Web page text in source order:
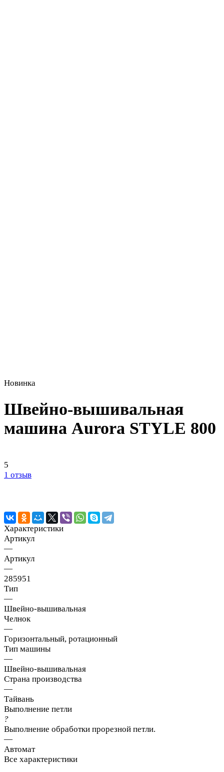
Новинка
Швейно-вышивальная
машина Aurora STYLE 800
5
1 отзыв
Характеристики
Артикул
—
Артикул
—
285951
Тип
—
Швейно-вышивальная
Челнок
—
Горизонтальный, ротационный
Тип машины
—
Швейно-вышивальная
Страна производства
—
Тайвань
Выполнение петли
?
Выполнение обработки прорезной петли.
—
Автомат
Все характеристики